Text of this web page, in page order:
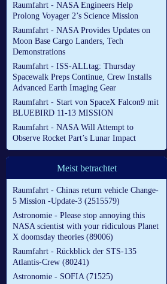
Raumfahrt - NASA Engineers Help
Prolong Voyager 2’s Science Mission
Raumfahrt - NASA Provides Updates on
Moon Base Cargo Landers, Tech
Demonstrations
Raumfahrt - ISS-ALLtag: Thursday
Spacewalk Preps Continue, Crew Installs
Advanced Earth Imaging Gear
Raumfahrt - Start von SpaceX Falcon9 mit
BLUEBIRD 11-13 MISSION
Raumfahrt - NASA Will Attempt to
Observe Rocket Part’s Lunar Impact
Meist betrachtet
Raumfahrt - Chinas return vehicle Change-
5 Mission -Update-3 (2515579)
Astronomie - Please stop annoying this
NASA scientist with your ridiculous Planet
X doomsday theories (89006)
Raumfahrt - Rückblick der STS-135
Atlantis-Crew (80241)
Astronomie - SOFIA (71525)